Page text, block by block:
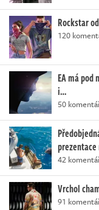
Rockstar
120
EA má
i…
50
42
Vrchol
91